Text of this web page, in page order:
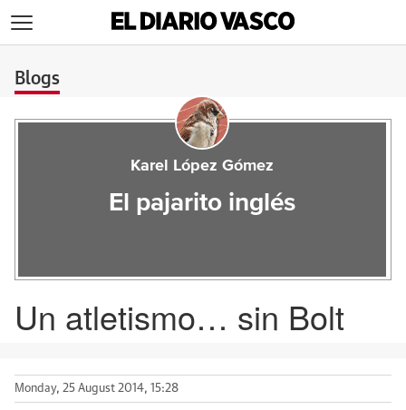
Blogs
Karel López Gómez
El pajarito inglés
Un atletismo… sin Bolt
Monday, 25 August 2014, 15:28